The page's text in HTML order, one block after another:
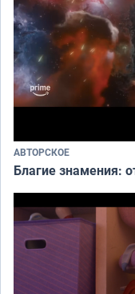
АВТОРСКОЕ
Благие знамения: